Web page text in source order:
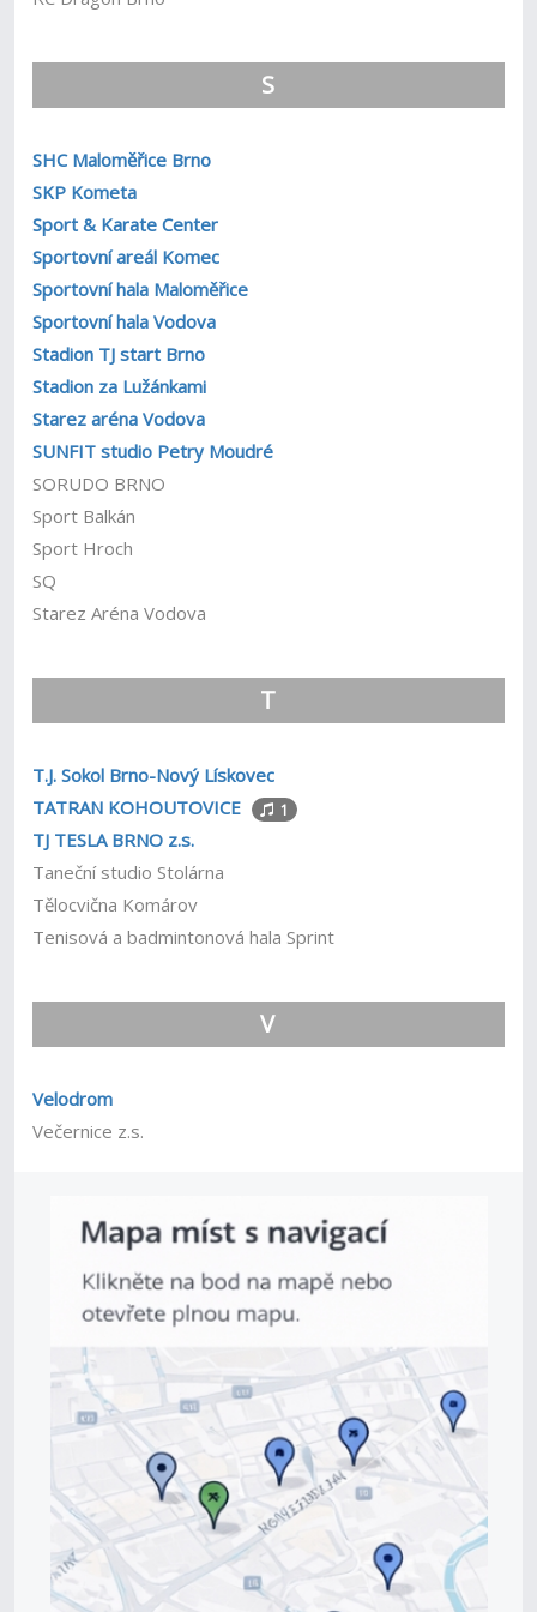
S
SHC Maloměřice Brno
SKP Kometa
Sport & Karate Center
Sportovní areál Komec
Sportovní hala Maloměřice
Sportovní hala Vodova
Stadion TJ start Brno
Stadion za Lužánkami
Starez aréna Vodova
SUNFIT studio Petry Moudré
SORUDO BRNO
Sport Balkán
Sport Hroch
SQ
Starez Aréna Vodova
T
T.J. Sokol Brno-Nový Lískovec
TATRAN KOHOUTOVICE
1
TJ TESLA BRNO z.s.
Taneční studio Stolárna
Tělocvična Komárov
Tenisová a badmintonová hala Sprint
V
Velodrom
Večernice z.s.